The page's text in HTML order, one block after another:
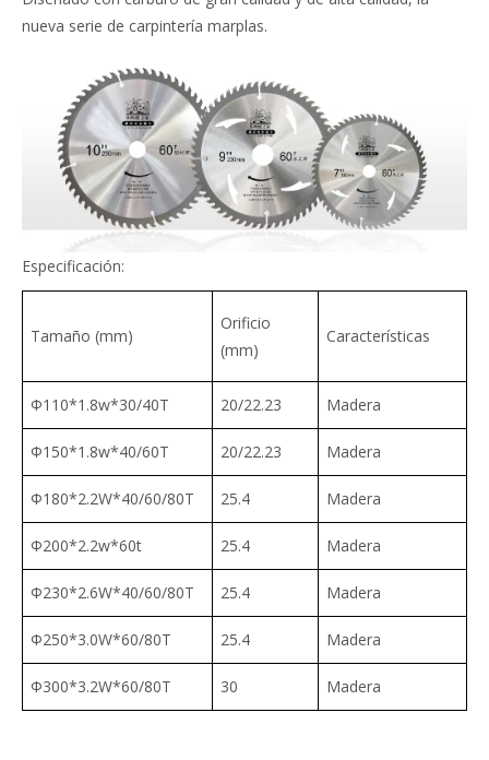
nueva serie de carpintería marplas.
Especificación:
Tamaño (mm)
Orificio
(mm)
Características
Φ110*1.8w*30/40T 20/22.23 Madera
Φ150*1.8w*40/60T 20/22.23 Madera
Φ180*2.2W*40/60/80T 25.4 Madera
Φ200*2.2w*60t 25.4 Madera
Φ230*2.6W*40/60/80T 25.4 Madera
Φ250*3.0W*60/80T 25.4 Madera
Φ300*3.2W*60/80T 30 Madera